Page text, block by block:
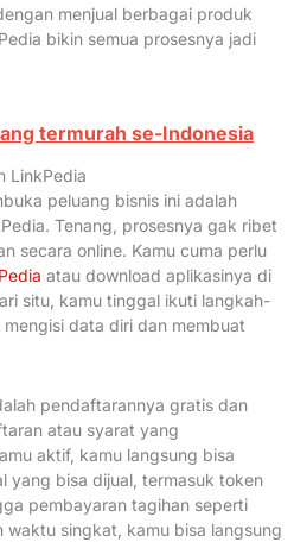
menjual berbagai produk
bikin semua prosesnya jadi
termurah se-Indonesia
LinkPedia
peluang bisnis ini adalah
Tenang, prosesnya gak ribet
secara online. Kamu cuma perlu
atau download aplikasinya di
situ, kamu tinggal ikuti langkah-
data diri dan membuat
pendaftarannya gratis dan
atau syarat yang
aktif, kamu langsung bisa
yang bisa dijual, termasuk token
pembayaran tagihan seperti
waktu singkat, kamu bisa langsung